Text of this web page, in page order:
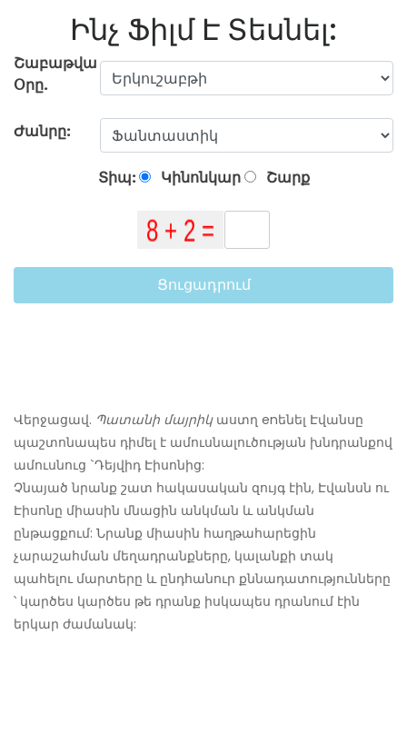
Ինչ Ֆիլմ Է Տեսնել:
Շաբաթվա
Օրը.
Ժանրը:
Տիպ: Կինոնկար Շարք
Ցուցադրում
Վերջացավ. Պատանի մայրիկաստղ enենել Էվանսը
պաշտոնապես դիմել է ամուսնալուծության խնդրանքով
ամուսնուց `Դեյվիդ Էիսոնից:
Չնայած նրանք շատ հակասական զույգ էին, Էվանսն ու
Էիսոնը միասին մնացին անկման և անկման
ընթացքում: Նրանք միասին հաղթահարեցին
չարաշահման մեղադրանքները, կալանքի տակ
պահելու մարտերը և ընդհանուր քննադատությունները
՝ կարծես կարծես թե դրանք իսկապես դրանում էին
երկար ժամանակ: